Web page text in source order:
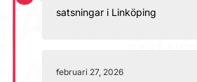
satsningar i Linköping
februari 27, 2026